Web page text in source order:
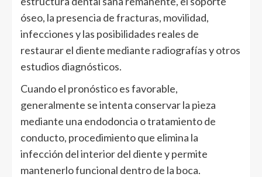
óseo, la presencia de fracturas, movilidad,
infecciones y las posibilidades reales de
restaurar el diente mediante radiografías y otros
estudios diagnósticos.
Cuando el pronóstico es favorable,
generalmente se intenta conservar la pieza
mediante una endodoncia o tratamiento de
conducto, procedimiento que elimina la
infección del interior del diente y permite
mantenerlo funcional dentro de la boca.